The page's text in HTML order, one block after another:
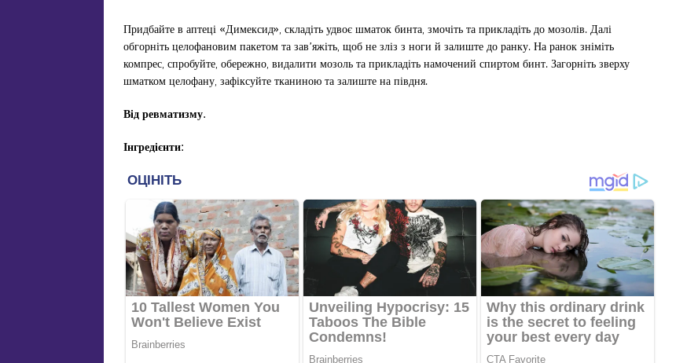
Придбайте в аптеці «Димексид», складіть удвоє шматок бинта, змочіть та прикладіть до мозолів. Далі
обгорніть целофановим пакетом та зав’яжіть, щоб не зліз з ноги й залиште до ранку. На ранок зніміть
компрес, спробуйте, обережно, видалити мозоль та прикладіть намочений спиртом бинт. Загорніть зверху
шматком целофану, зафіксуйте тканиною та залиште на півдня.
Від ревматизму.
Інгредієнти: